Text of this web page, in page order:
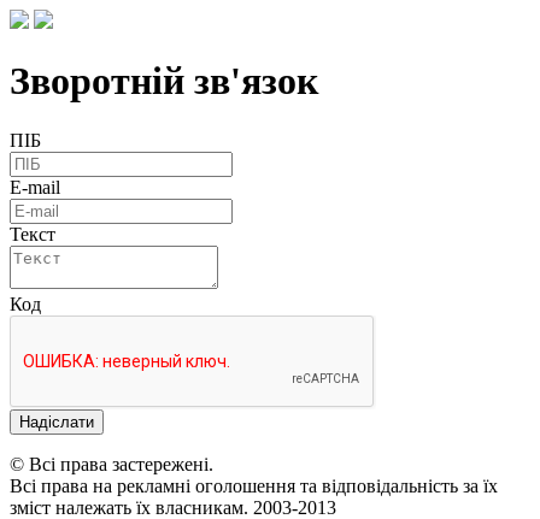
Зворотній зв'язок
ПІБ
E-mail
Текст
Код
Надіслати
© Всі права застережені.
Всі права на рекламні оголошення та відповідальність за їх
зміст належать їх власникам. 2003-2013